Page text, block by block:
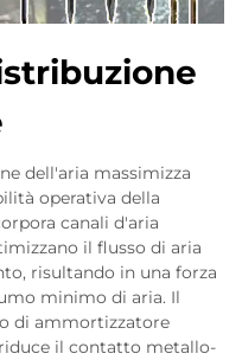
dell'aria massimizza
operativa della
canali d'aria
il flusso di aria
risultando in una forza
minimo di aria. Il
di ammortizzatore
il contatto metallo-